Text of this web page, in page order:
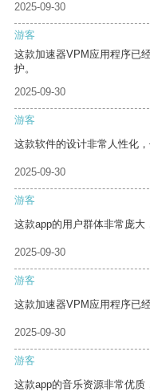
2025-09-30
游客
这款加速器VPM应用程序已
护。
2025-09-30
游客
这款软件的设计非常人性化，
2025-09-30
游客
这款app的用户群体非常庞大
2025-09-30
游客
这款加速器VPM应用程序已
2025-09-30
游客
这款app的音乐资源非常优质